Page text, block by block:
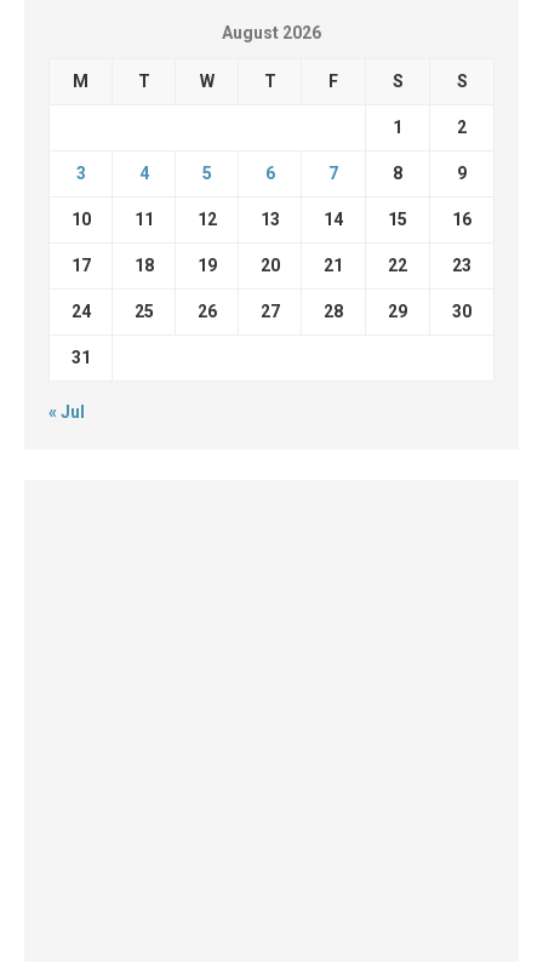
August 2026
M T W T F S S
1 2
3 4 5 6 7 8 9
10 11 12 13 14 15 16
17 18 19 20 21 22 23
24 25 26 27 28 29 30
31
« Jul